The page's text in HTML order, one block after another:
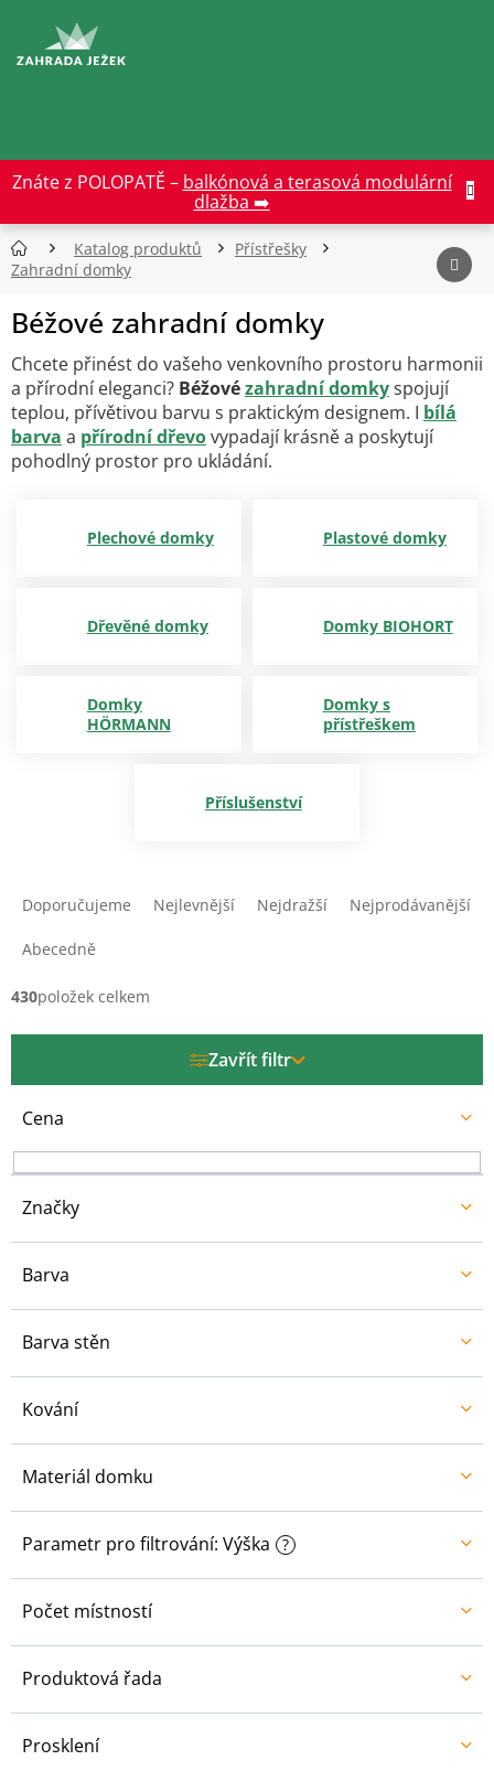
obsah
Znáte z POLOPATĚ – balkónová a terasová modulární
dlažba ➡️
Katalog produktů
Přístřešky
Zahradní domky
Béžové zahradní domky
Chcete přinést do vašeho venkovního prostoru harmonii
a přírodní eleganci? Béžovézahradní domkyspojují
teplou, přívětivou barvu s praktickým designem. I bílá
barva a přírodní dřevovypadají krásně a poskytují
pohodlný prostor pro ukládání.
Plechové domky Plastové domky
Dřevěné domky Domky BIOHORT
Domky
HÖRMANN
Domky s
přístřeškem
Příslušenství
í
k
t
Doporučujeme Nejlevnější Nejdražší Nejprodávanější
Abecedně
430položek celkem
Zavřít filtr
Cena
Značky
Barva
Barva stěn
Kování
Materiál domku
Parametr pro filtrování: Výška ?
Počet místností
Produktová řada
Prosklení